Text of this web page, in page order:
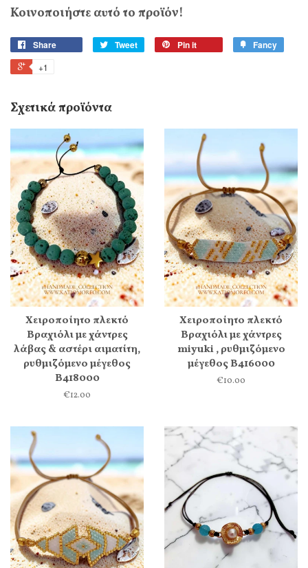
Κοινοποιήστε αυτό το προϊόν!
Share Tweet Pin it Fancy
+1
Σχετικά προϊόντα
Χειροποίητο πλεκτό
Βραχιόλι με χάντρες
λάβας & αστέρι αιματίτη,
ρυθμιζόμενο μέγεθος
Β418000
€12.00
Χειροποίητο πλεκτό
Βραχιόλι με χάντρες
miyuki , ρυθμιζόμενο
μέγεθος Β416000
€10.00